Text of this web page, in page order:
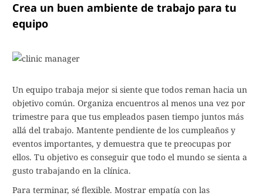
Crea un buen ambiente de trabajo para tu
equipo
Un equipo trabaja mejor si siente que todos reman hacia un
objetivo común. Organiza encuentros al menos una vez por
trimestre para que tus empleados pasen tiempo juntos más
allá del trabajo. Mantente pendiente de los cumpleaños y
eventos importantes, y demuestra que te preocupas por
ellos. Tu objetivo es conseguir que todo el mundo se sienta a
gusto trabajando en la clínica.
Para terminar, sé flexible. Mostrar empatía con las